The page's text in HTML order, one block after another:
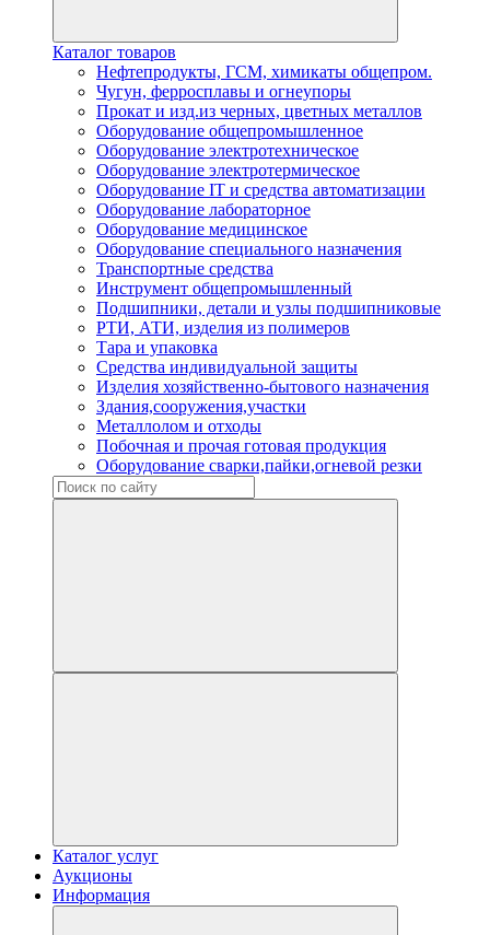
Каталог товаров
Нефтепродукты, ГСМ, химикаты общепром.
Чугун, ферросплавы и огнеупоры
Прокат и изд.из черных, цветных металлов
Оборудование общепромышленное
Оборудование электротехническое
Оборудование электротермическое
Оборудование IT и средства автоматизации
Оборудование лабораторное
Оборудование медицинское
Оборудование специального назначения
Транспортные средства
Инструмент общепромышленный
Подшипники, детали и узлы подшипниковые
РТИ, АТИ, изделия из полимеров
Тара и упаковка
Средства индивидуальной защиты
Изделия хозяйственно-бытового назначения
Здания,сооружения,участки
Металлолом и отходы
Побочная и прочая готовая продукция
Оборудование сварки,пайки,огневой резки
Каталог услуг
Аукционы
Информация